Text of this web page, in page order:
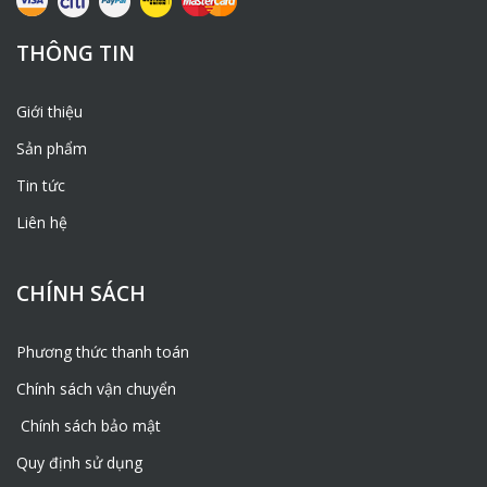
>>> Tư vấn Magie Hydroxide – Mg(OH)2
vấnMagie Hydroxide – Mg(OH)2
tư vấn
Hotline:
Zalo – Viber: 0981541199
Mail:
THÔNG TIN
Giới thiệu
Sản phẩm
Tin tức
Liên hệ
CHÍNH SÁCH
Phương thức thanh toán
Chính sách vận chuyển
Chính sách bảo mật
Quy định sử dụng